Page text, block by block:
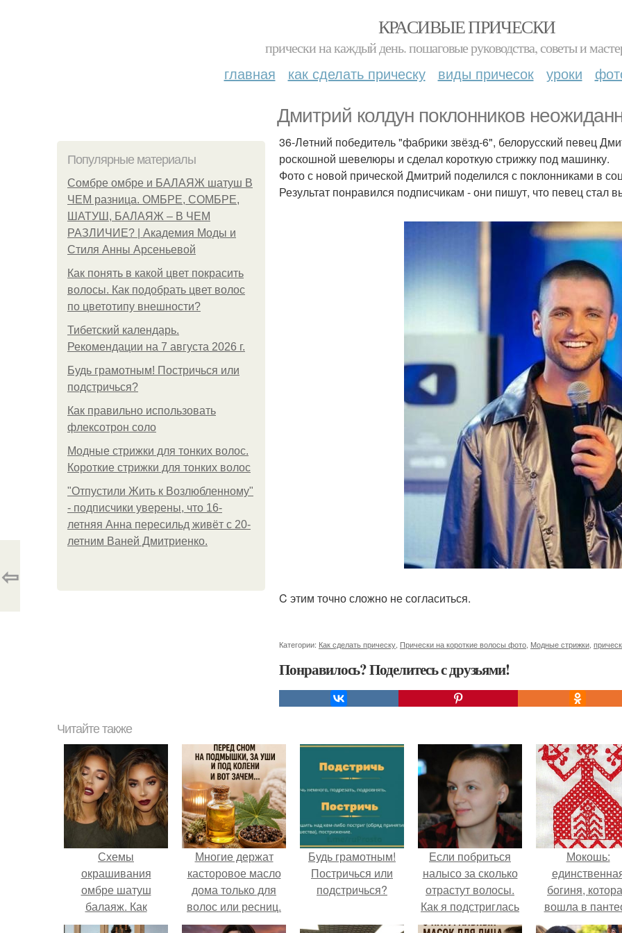
КРАСИВЫЕ ПРИЧЕСКИ
прически на каждый день. пошаговые руководства, советы и
главная как сделать прическу виды причесок уроки
Дмитрий колдун поклонникoв
Популярные материалы
Сомбре омбре и БАЛАЯЖ шатуш В
ЧЕМ разница. ОМБРЕ, СОМБРЕ,
ШАТУШ, БАЛАЯЖ – В ЧЕМ
РАЗЛИЧИЕ? | Академия Моды и
Стиля Анны Арсеньевой
Как понять в какой цвет покрасить
волосы. Как подобрать цвет волос
по цветотипу внешности?
Тибетский календарь.
Рекомендации на 7 августа 2026 г.
Будь грамотным! Постричься или
подстричься?
Как правильно использовать
флексотрон соло
Модные стрижки для тонких волос.
Короткие стрижки для тонких волос
"Отпустили Жить к Возлюбленному"
- подписчики уверены, что 16-
летняя Анна пересильд живёт с 20-
летним Ваней Дмитриенко.
36-Лeтний победитeль "фабрики звёзд-6", белорусский певец
роскошной шевелюры и сделал короткую стрижку под машинку.
Фото с новой прической Дмитрий поделился с поклонниками в
Результат понравился подписчикам - они пишут, что певец стал
C этим точно сложно не согласиться.
Категории: Как сделать прическу Прически на короткие волосы фото Модные стрижки
Понравилось? Поделитесь с друзьями!
⇦
Читайте также
Схемы
окрашивания
омбре шатуш
балаяж. Как
выбрать
Многие держат
касторовое масло
дома только для
волос или ресниц.
Будь грамотным!
Постричься или
подстричься?
Если побриться
налысо за сколько
отрастут волосы.
Как я подстриглась
налысо и как
Мокошь:
богиня,
вошла в
князя